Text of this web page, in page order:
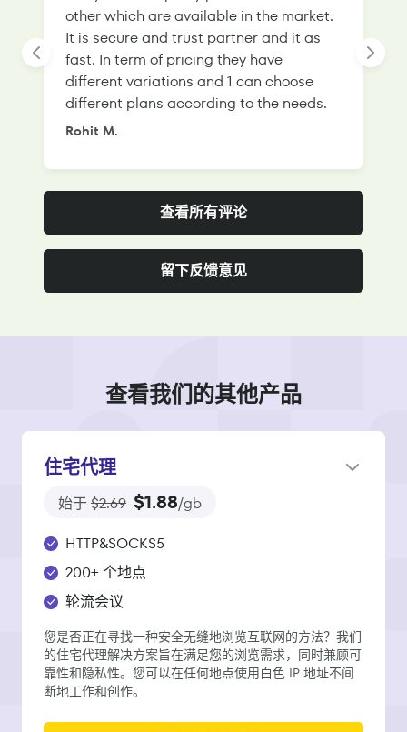
other which are available in the market.
It is secure and trust partner and it as
fast. In term of pricing they have
different variations and 1 can choose
different plans according to the needs.
Rohit M.
查看所有评论
留下反馈意见
查看我们的其他产品
住宅代理
始于$2.69 $1.88/gb
HTTP&SOCKS5
200+ 个地点
轮流会议
您是否正在寻找一种安全无缝地浏览互联网的方法？我们
的住宅代理解决方案旨在满足您的浏览需求，同时兼顾可
靠性和隐私性。您可以在任何地点使用白色 IP 地址不间
断地工作和创作。